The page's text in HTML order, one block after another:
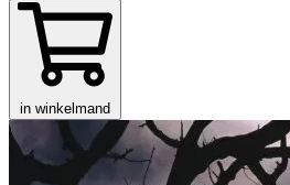
in winkelmand